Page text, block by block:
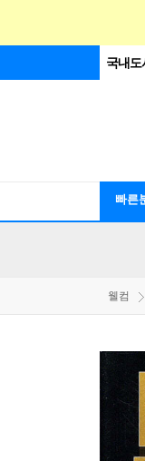
국내도
빠른
웰컴